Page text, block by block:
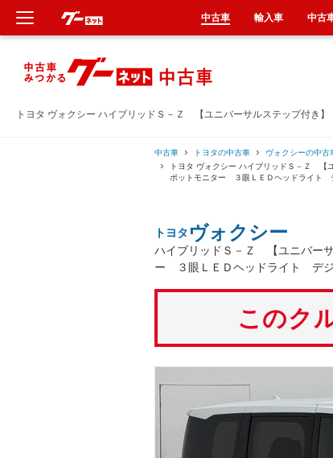
トヨタ ヴォクシー ハイブリッドＳ－Ｚ 【ユニバーサルステップ付き
中古車 トヨタの中古車 ヴォクシーの中古
トヨタ ヴォクシー ハイブリッドＳ－Ｚ
ポットモニター ３眼ＬＥＤヘッドライト
トヨタ ヴォクシー
ハイブリッドＳ－Ｚ 【ユニバー
ー ３眼ＬＥＤヘッドライト デ
このク
中古車 輸入車 中古
新車
中古車